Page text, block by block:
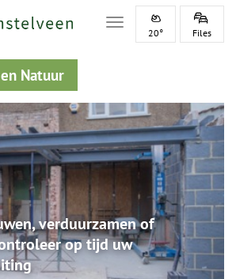
Toggle navigation
20° Files
Natuur
verduurzamen of
op tijd uw